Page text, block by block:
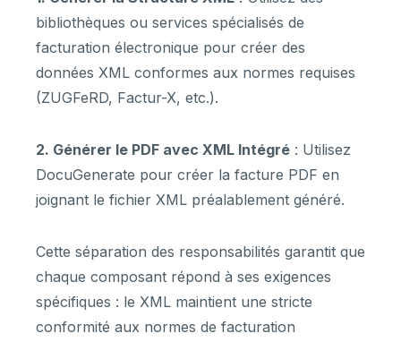
bibliothèques ou services spécialisés de
facturation électronique pour créer des
données XML conformes aux normes requises
(ZUGFeRD, Factur-X, etc.).
2. Générer le PDF avec XML Intégré : Utilisez
DocuGenerate pour créer la facture PDF en
joignant le fichier XML préalablement généré.
Cette séparation des responsabilités garantit que
chaque composant répond à ses exigences
spécifiques : le XML maintient une stricte
conformité aux normes de facturation